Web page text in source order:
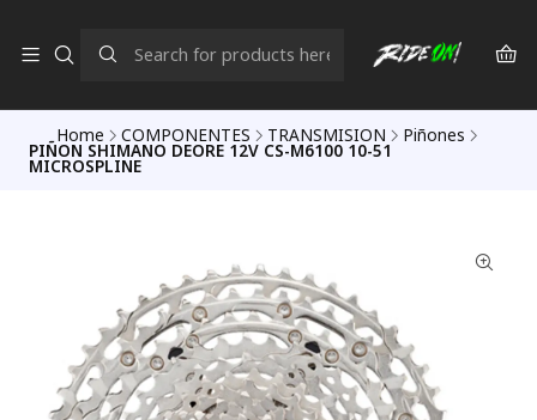
Home COMPONENTES TRANSMISION Piñones
PIÑON SHIMANO DEORE 12V CS-M6100 10-51
MICROSPLINE